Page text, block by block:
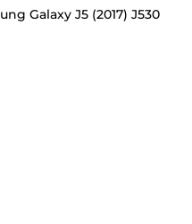
Galaxy J5 (2017) J530